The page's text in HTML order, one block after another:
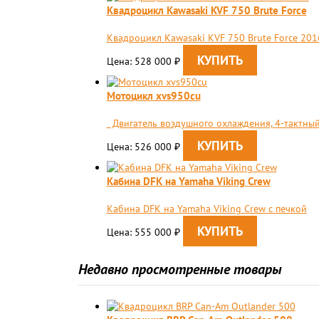
Квадроцикл Kawasaki KVF 750 Brute Force
Квадроцикл Kawasaki KVF 750 Brute Force
Цена: 528 000 ₽
Мотоцикл xvs950cu
Двигатель воздушного охлаждения, 4-
Цена: 526 000 ₽
Кабина DFK на Yamaha Viking Crew
Кабина DFK на Yamaha Viking Crew c печкой
Цена: 555 000 ₽
Недавно просмотренные товары